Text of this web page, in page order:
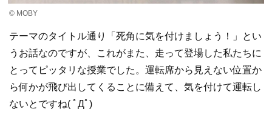
© MOBY
テーマのタイトル通り「死角に気を付けましょう！」とい
うお話なのですが、これがまた、走って登場した私たちに
とってピッタリな授業でした。運転席から見えない位置か
ら何かが飛び出してくることに備えて、気を付けて運転し
ないとですね( ﾟДﾟ)